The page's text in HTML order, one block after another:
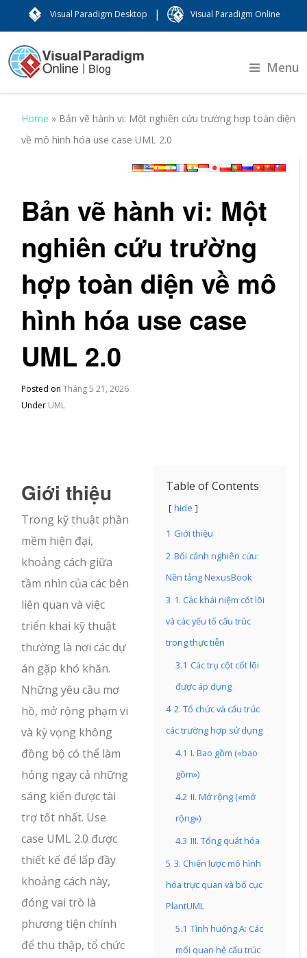
Visual Paradigm Desktop | Visual Paradigm Online
Menu
Home » Bản vẽ hành vi: Một nghiên cứu trường hợp toàn diện
về mô hình hóa use case UML 2.0
Bản vẽ hành vi: Một
nghiên cứu trường
hợp toàn diện về mô
hình hóa use case
UML 2.0
Posted onTháng 5 21, 2026
Under UML
Table of Contents
hide
1 Giới thiệu
2 Bối cảnh nghiên cứu:
Nền tảng NexusBook
3 1. Các khái niệm cốt lõi
và các yếu tố cấu trúc
trong thực tiễn
3.1 Các trụ cột cốt lõi
được áp dụng
4 2. Tổ chức và cấu trúc
các trường hợp sử dụng
4.1 I. Bao gồm («bao
gồm»)
4.2 II. Mở rộng («mở
rộng»)
4.3 III. Tổng quát hóa
5 3. Chiến lược mô hình
hóa trực quan và bố cục
PlantUML
5.1 Tình huống A: Các
mối quan hệ cấu trúc
Giới thiệu
Trong kỹ thuật phần
mềm hiện đại,
khoảng cách giữa
tầm nhìn của các bên
liên quan và việc
triển khai kỹ thuật
thường là nơi các dự
án gặp khó khăn.
Những yêu cầu mơ
hồ, mở rộng phạm vi
và kỳ vọng không
đồng bộ có thể làm
hỏng ngay cả những
sáng kiến được tài
trợ tốt nhất. Use
case UML 2.0 được
thiết kế để lấp đầy
khoảng cách này,
đóng vai trò là
phương tiện chính
để thu thập, tổ chức